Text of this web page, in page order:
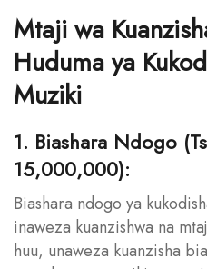
Mtaji wa
Huduma ya
Muziki
1. Biashara Ndogo
15,000,000):
Biashara ndogo ya
inaweza kuanzishwa na
huu, unaweza kuanzisha